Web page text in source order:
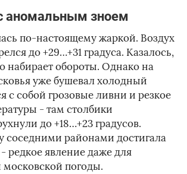
аномальным зноем
по-настоящему жаркой. Воздух
до +29…+31 градуса. Казалось,
набирает обороты. Однако на
уже бушевал холодный
с собой грозовые ливни и резкое
- там столбики
до +18…+23 градусов.
соседними районами достигала
- редкое явление даже для
погоды.